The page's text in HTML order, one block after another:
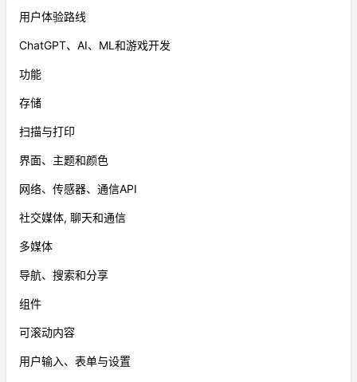
用户体验路线
ChatGPT、AI、ML和游戏开发
功能
存储
扫描与打印
界面、主题和颜色
网络、传感器、通信API
社交媒体, 聊天和通信
多媒体
导航、搜索和分享
组件
可滚动内容
用户输入、表单与设置